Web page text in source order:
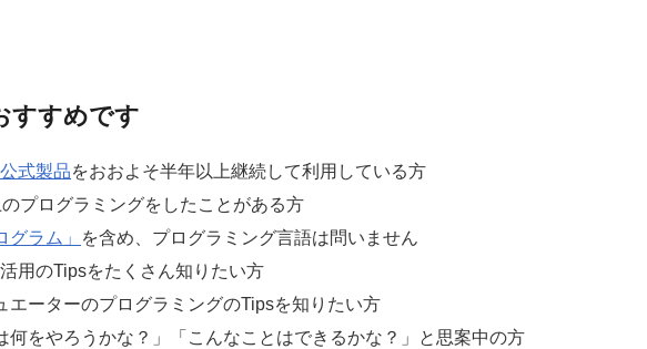
すすめです
式製品をおおよそ半年以上継続して利用している方
プログラミングをしたことがある方
グラム」
を含め、プログラミング言語は問いません
用のTipsをたくさん知りたい方
エーターのプログラミングのTipsを知りたい方
何をやろうかな？」「こんなことはできるかな？」と思案中の方